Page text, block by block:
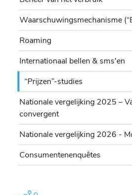
Waarschuwingsmechanisme
Roaming
Internationaal bellen & sms'en
“Prijzen”-studies
Nationale vergelijking 2025 –
convergent
Nationale vergelijking 2026 -
Consumentenenquêtes